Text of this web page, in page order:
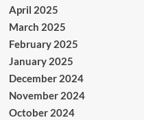
April 2025
March 2025
February 2025
January 2025
December 2024
November 2024
October 2024